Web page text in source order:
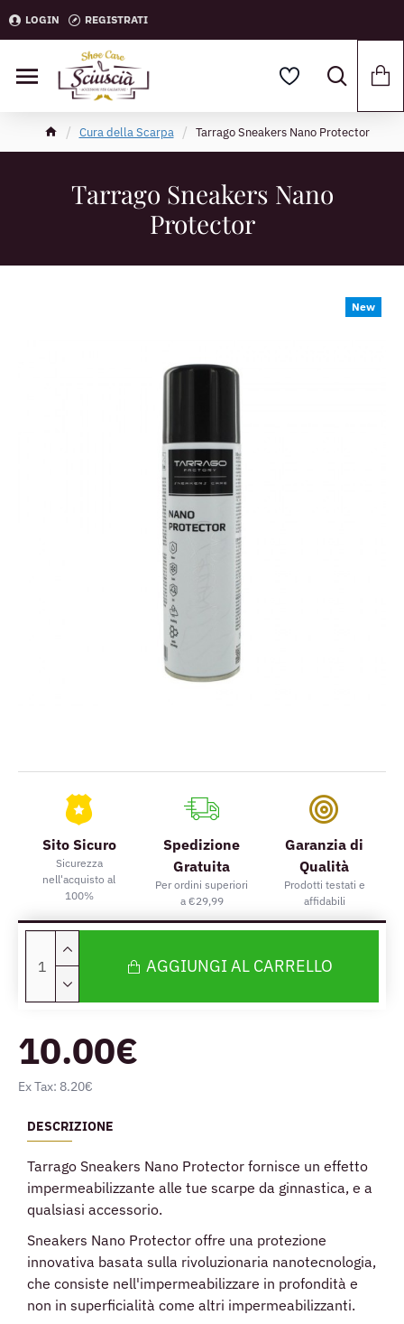
LOGIN REGISTRATI
Cura della Scarpa Tarrago Sneakers Nano Protector
Tarrago Sneakers Nano
Protector
New
Sito Sicuro
Sicurezza
nell'acquisto al
100%
Spedizione
Gratuita
Per ordini superiori
a €29,99
Garanzia di
Qualità
Prodotti testati e
affidabili
10.00€
Ex Tax: 8.20€
AGGIUNGI AL CARRELLO
DESCRIZIONE
Tarrago Sneakers Nano Protector fornisce un effetto
impermeabilizzante alle tue scarpe da ginnastica, e a
qualsiasi accessorio.
Sneakers Nano Protector offre una protezione
innovativa basata sulla rivoluzionaria nanotecnologia,
che consiste nell'impermeabilizzare in profondità e
non in superficialità come altri impermeabilizzanti.